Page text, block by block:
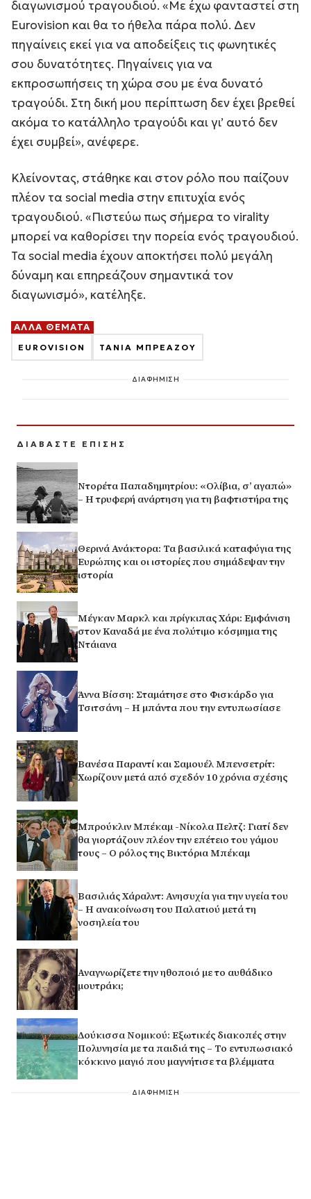
διαγωνισμού τραγουδιού. «Με έχω φανταστεί στη
Eurovision και θα το ήθελα πάρα πολύ. Δεν
πηγαίνεις εκεί για να αποδείξεις τις φωνητικές
σου δυνατότητες. Πηγαίνεις για να
εκπροσωπήσεις τη χώρα σου με ένα δυνατό
τραγούδι. Στη δική μου περίπτωση δεν έχει βρεθεί
ακόμα το κατάλληλο τραγούδι και γι’ αυτό δεν
έχει συμβεί», ανέφερε.
Κλείνοντας, στάθηκε και στον ρόλο που παίζουν
πλέον τα social media στην επιτυχία ενός
τραγουδιού. «Πιστεύω πως σήμερα το virality
μπορεί να καθορίσει την πορεία ενός τραγουδιού.
Τα social media έχουν αποκτήσει πολύ μεγάλη
δύναμη και επηρεάζουν σημαντικά τον
διαγωνισμό», κατέληξε.
ΑΛΛΑ ΘΕΜΑΤΑ
EUROVISION ΤΑΝΙΑ ΜΠΡΕΑΖΟΥ
ΔΙΑΦΗΜΙΣΗ
ΔΙΑΒΑΣΤΕ ΕΠΙΣΗΣ
Ντορέτα Παπαδημητρίου: «Ολίβια, σ’ αγαπώ»
– Η τρυφερή ανάρτηση για τη βαφτιστήρα της
Θερινά Ανάκτορα: Τα βασιλικά καταφύγια της
Ευρώπης και οι ιστορίες που σημάδεψαν την
ιστορία
Μέγκαν Μαρκλ και πρίγκιπας Χάρι: Εμφάνιση
στον Καναδά με ένα πολύτιμο κόσμημα της
Ντάιανα
Άννα Βίσση: Σταμάτησε στο Φισκάρδο για
Τσιτσάνη – Η μπάντα που την εντυπωσίασε
Βανέσα Παραντί και Σαμουέλ Μπενσετρίτ:
Χωρίζουν μετά από σχεδόν 10 χρόνια σχέσης
Μπρούκλιν Μπέκαμ -Νίκολα Πελτζ: Γιατί δεν
θα γιορτάζουν πλέον την επέτειο του γάμου
τους – Ο ρόλος της Βικτόρια Μπέκαμ
Βασιλιάς Χάραλντ: Ανησυχία για την υγεία του
– Η ανακοίνωση του Παλατιού μετά τη
νοσηλεία του
Αναγνωρίζετε την ηθοποιό με το αυθάδικο
μουτράκι;
Δούκισσα Νομικού: Εξωτικές διακοπές στην
Πολυνησία με τα παιδιά της – Το εντυπωσιακό
κόκκινο μαγιό που μαγνήτισε τα βλέμματα
ΔΙΑΦΗΜΙΣΗ